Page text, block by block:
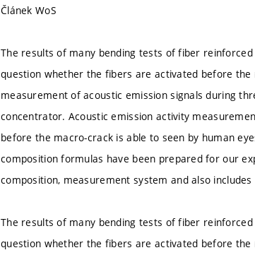
Článek WoS
The results of many bending tests of fiber
question whether the fibers are activated before
measurement of acoustic emission signals during
concentrator. Acoustic emission activity
before the macro-crack is able to seen by human
composition formulas have been prepared for our
composition, measurement system and also
The results of many bending tests of fiber
question whether the fibers are activated before